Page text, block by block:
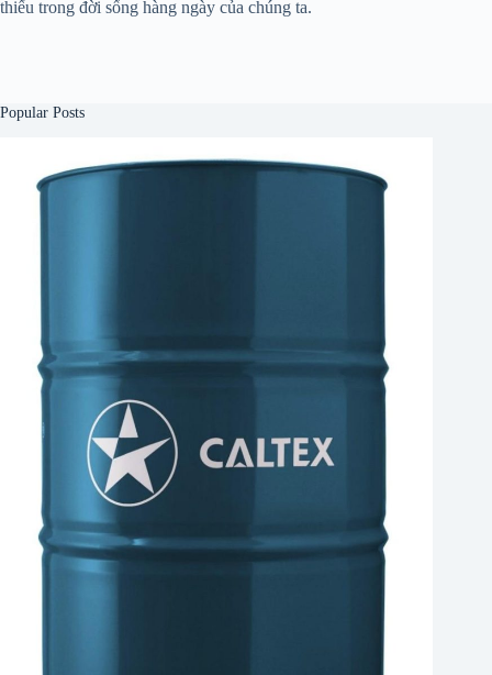
thiếu trong đời sống hàng ngày của chúng ta.
Popular Posts